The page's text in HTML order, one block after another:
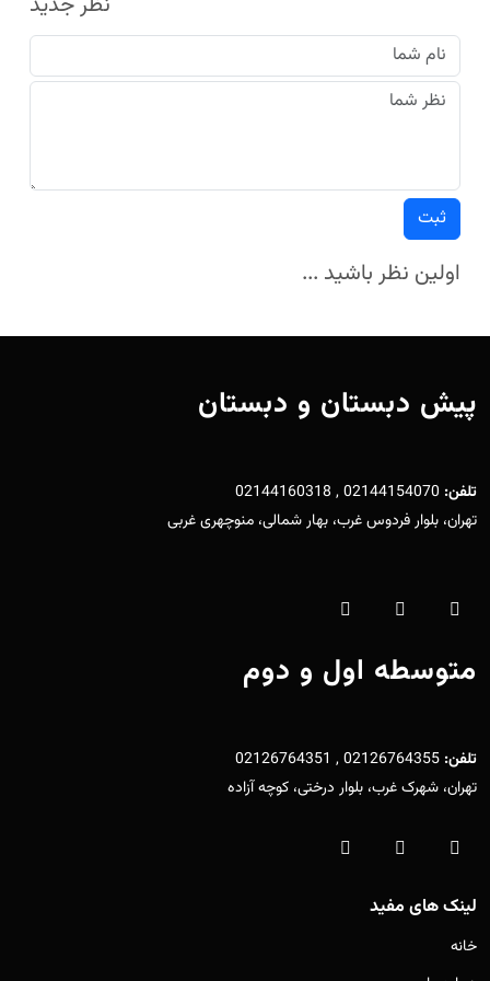
ثبت
اولین نظر باشید ...
پیش دبستان و دبستان
تلفن: 02144154070 , 02144160318
تهران، بلوار فردوس غرب، بهار شمالی، منوچهری غربی
متوسطه اول و دوم
تلفن: 02126764355 , 02126764351
تهران، شهرک غرب، بلوار درختی، کوچه آزاده
لینک های مفید
خانه